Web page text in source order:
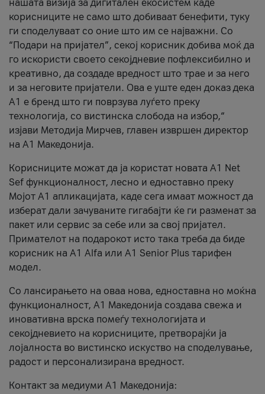
нашата визија за дигитален екосистем каде
корисниците не само што добиваат бенефити, туку
ги споделуваат со оние што им се најважни. Со
“Подари на пријател”, секој корисник добива моќ да
го искористи своето секојдневие пофлексибилно и
креативно, да создаде вредност што трае и за него
и за неговите пријатели. Ова е уште еден доказ дека
А1 е бренд што ги поврзува луѓето преку
технологија, со вистинска слобода на избор,“
изјави Методија Мирчев, главен извршен директор
на А1 Македонија.
Корисниците можат да ја користат новата А1 Net
Sef функционалност, лесно и едноставно преку
Мојот А1 апликацијата, каде сега имаат можност да
изберат дали зачуваните гигабајти ќе ги разменат за
пакет или сервис за себе или за свој пријател.
Примателот на подарокот исто така треба да биде
корисник на А1 Alfa или A1 Senior Plus тарифен
модел.
Со лансирањето на оваа нова, едноставна но моќна
функционалност, А1 Македонија создава свежа и
иновативна врска помеѓу технологијата и
секојдневието на корисниците, претворајќи ја
лојалноста во вистинско искуство на споделување,
радост и персонализирана вредност.
Контакт за медиуми А1 Македонија: